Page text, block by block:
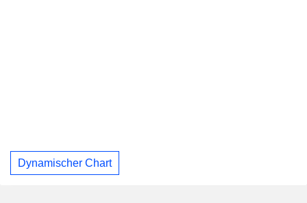
Dynamischer Chart